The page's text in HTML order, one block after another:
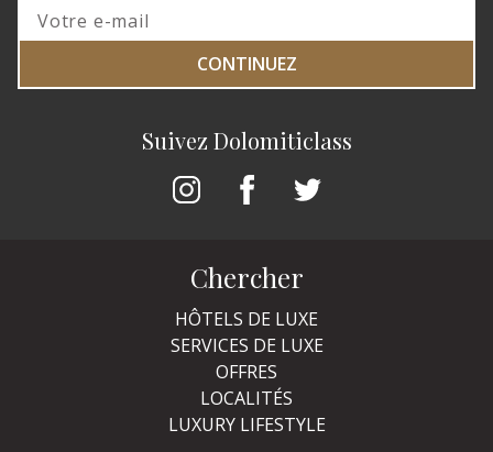
Suivez Dolomiticlass
CONTINUEZ
Chercher
HÔTELS DE LUXE
SERVICES DE LUXE
OFFRES
LOCALITÉS
LUXURY LIFESTYLE